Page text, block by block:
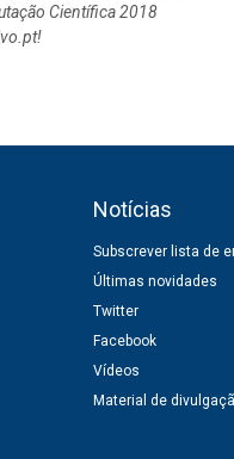
Científica 2018
Notícias
Subscrever lista de
Últimas novidades
Twitter
Facebook
Vídeos
Material de